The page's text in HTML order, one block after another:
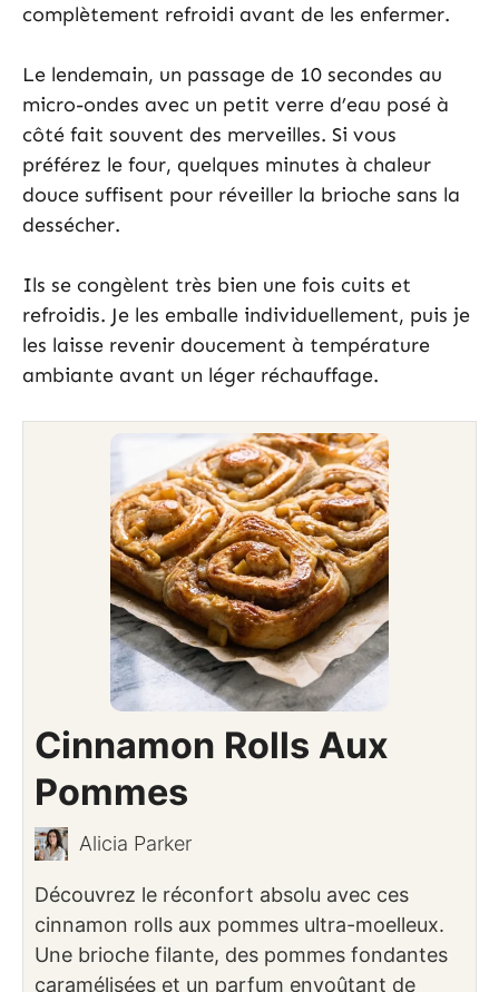
complètement refroidi avant de les enfermer.
Le lendemain, un passage de 10 secondes au
micro-ondes avec un petit verre d’eau posé à
côté fait souvent des merveilles. Si vous
préférez le four, quelques minutes à chaleur
douce suffisent pour réveiller la brioche sans la
dessécher.
Ils se congèlent très bien une fois cuits et
refroidis. Je les emballe individuellement, puis je
les laisse revenir doucement à température
ambiante avant un léger réchauffage.
Cinnamon Rolls Aux
Pommes
Alicia Parker
Découvrez le réconfort absolu avec ces
cinnamon rolls aux pommes ultra-moelleux.
Une brioche filante, des pommes fondantes
caramélisées et un parfum envoûtant de